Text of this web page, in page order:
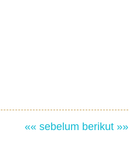
«« sebelum berikut »»